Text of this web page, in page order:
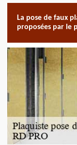
La pose de faux
proposées par le